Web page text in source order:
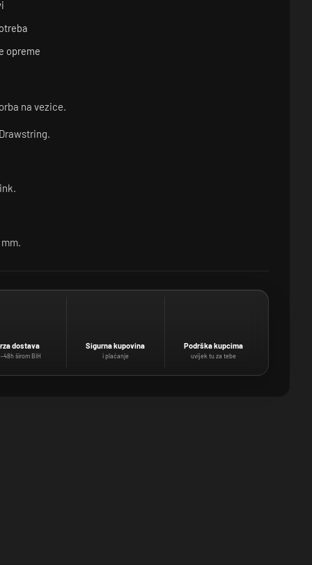
opreme
na vezice.
dostava
širom BiH
Sigurna kupovina
i plaćanje
Podrška kupcima
uvijek tu za tebe